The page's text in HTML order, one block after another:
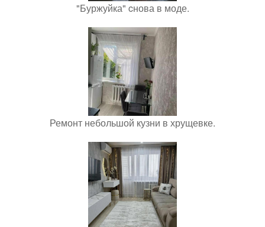
"Буржуйка" cнова в моде.
Ремонт небольшой кузни в хрущевке.